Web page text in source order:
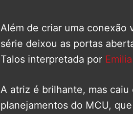
Além de criar uma conexão
série deixou as portas
Talos interpretada por
A atriz é brilhante, mas
planejamentos do MCU,